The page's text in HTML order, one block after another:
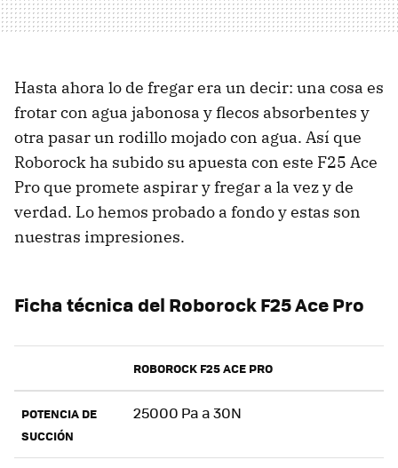
Hasta ahora lo de fregar era un decir: una cosa es
frotar con agua jabonosa y flecos absorbentes y
otra pasar un rodillo mojado con agua. Así que
Roborock ha subido su apuesta con este F25 Ace
Pro que promete aspirar y fregar a la vez y de
verdad. Lo hemos probado a fondo y estas son
nuestras impresiones.
Ficha técnica delRoborock F25 Ace Pro
ROBOROCK F25 ACE PRO
POTENCIA DE
SUCCIÓN
25000 Pa a 30N